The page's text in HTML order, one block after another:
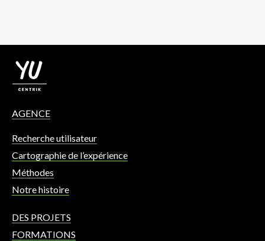
AGENCE
Recherche utilisateur
Cartographie de l’expérience
Méthodes
Notre histoire
DES PROJETS
FORMATIONS